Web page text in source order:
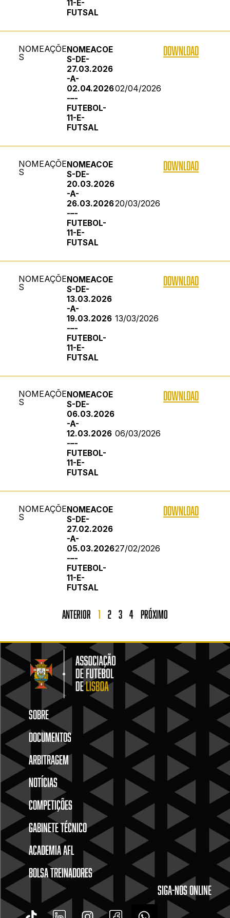
11-E-
FUTSAL
NOMEAÇÕE
S
NOMEACOE
S-DE-
27.03.2026
-A-
02.04.2026
-–-
FUTEBOL-
11-E-
FUTSAL
02/04/2026
DOWNLOAD
NOMEAÇÕE
S
NOMEACOE
S-DE-
20.03.2026
-A-
26.03.2026
-–-
FUTEBOL-
11-E-
FUTSAL
20/03/2026
DOWNLOAD
NOMEAÇÕE
S
NOMEACOE
S-DE-
13.03.2026
-A-
19.03.2026
-–-
FUTEBOL-
11-E-
FUTSAL
13/03/2026
DOWNLOAD
NOMEAÇÕE
S
NOMEACOE
S-DE-
06.03.2026
-A-
12.03.2026
-–-
FUTEBOL-
11-E-
FUTSAL
06/03/2026
DOWNLOAD
NOMEAÇÕE
S
NOMEACOE
S-DE-
27.02.2026
-A-
05.03.2026
-–-
FUTEBOL-
11-E-
FUTSAL
27/02/2026
DOWNLOAD
Anterior 1 2 3 4 Próximo
SOBRE
DOCUMENTOS
ARBITRAGEM
NOTÍCIAS
COMPETIÇÕES
GABINETE TÉCNICO
ACADEMIA AFL
BOLSA TREINADORES
SIGA-NOS ONLINE